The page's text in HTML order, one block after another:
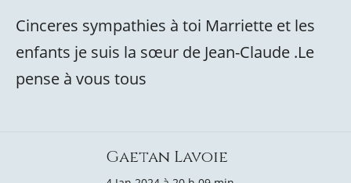
Cinceres sympathies à toi Marriette et les
enfants je suis la sœur de Jean-Claude .Le
pense à vous tous
Gaetan Lavoie